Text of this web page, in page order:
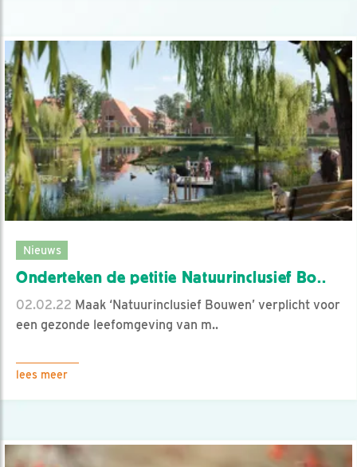
Nieuws
Onderteken de petitie Natuurinclusief Bo..
02.02.22 Maak ‘Natuurinclusief Bouwen’ verplicht voor
een gezonde leefomgeving van m..
lees meer